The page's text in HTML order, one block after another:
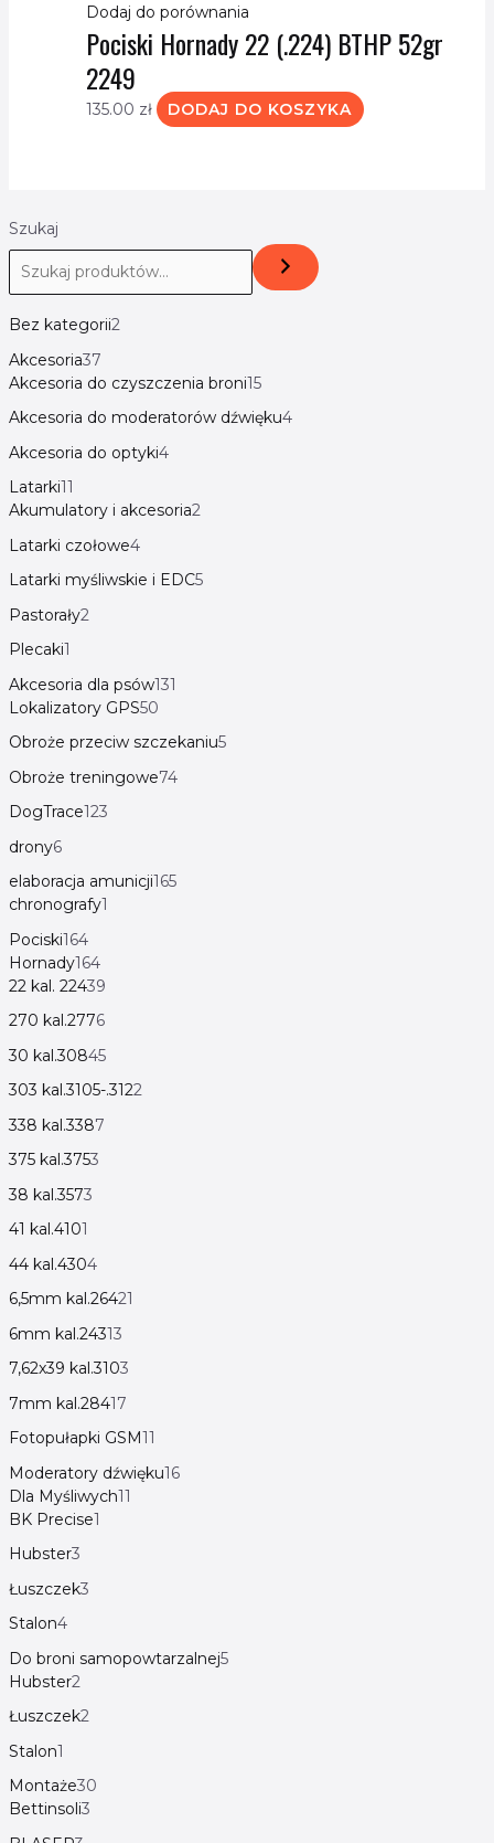
Szukaj
Bez kategorii2
Akcesoria37
Akcesoria do czyszczenia broni15
Akcesoria do moderatorów dźwięku4
Akcesoria do optyki4
Latarki11
Akumulatory i akcesoria2
Latarki czołowe4
Latarki myśliwskie i EDC5
Pastorały2
Plecaki1
Akcesoria dla psów131
Lokalizatory GPS50
Obroże przeciw szczekaniu5
Obroże treningowe74
DogTrace123
drony6
elaboracja amunicji165
chronografy1
Pociski164
Hornady164
22 kal. 22439
270 kal.2776
30 kal.30845
303 kal.3105-.3122
338 kal.3387
375 kal.3753
38 kal.3573
41 kal.4101
44 kal.4304
6,5mm kal.26421
6mm kal.24313
7,62x39 kal.3103
7mm kal.28417
Fotopułapki GSM11
Moderatory dźwięku16
Dla Myśliwych11
BK Precise1
Hubster3
Łuszczek3
Stalon4
Do broni samopowtarzalnej5
Hubster2
Łuszczek2
Stalon1
Montaże30
Bettinsoli3
Dodaj do porównania
Pociski Hornady 22 (.224) BTHP 52gr
2249
135.00 zł DODAJ DO KOSZYKA